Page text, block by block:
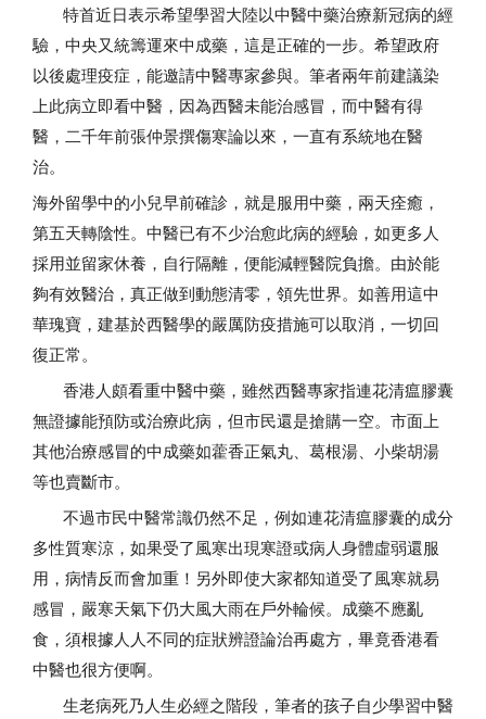
特首近日表示希望學習大陸以中醫中藥治療新冠病的經
驗，中央又統籌運來中成藥，這是正確的一步。希望政府
以後處理疫症，能邀請中醫專家參與。筆者兩年前建議染
上此病立即看中醫，因為西醫未能治感冒，而中醫有得
醫，二千年前張仲景撰傷寒論以來，一直有系統地在醫
治。
海外留學中的小兒早前確診，就是服用中藥，兩天痊癒，
第五天轉陰性。中醫已有不少治愈此病的經驗，如更多人
採用並留家休養，自行隔離，便能減輕醫院負擔。由於能
夠有效醫治，真正做到動態清零，領先世界。如善用這中
華瑰寶，建基於西醫學的嚴厲防疫措施可以取消，一切回
復正常。
香港人頗看重中醫中藥，雖然西醫專家指連花清瘟膠囊
無證據能預防或治療此病，但市民還是搶購一空。市面上
其他治療感冒的中成藥如藿香正氣丸、葛根湯、小柴胡湯
等也賣斷市。
不過市民中醫常識仍然不足，例如連花清瘟膠囊的成分
多性質寒涼，如果受了風寒出現寒證或病人身體虛弱還服
用，病情反而會加重！另外即使大家都知道受了風寒就易
感冒，嚴寒天氣下仍大風大雨在戶外輪候。成藥不應亂
食，須根據人人不同的症狀辨證論治再處方，畢竟香港看
中醫也很方便啊。
生老病死乃人生必經之階段，筆者的孩子自少學習中醫